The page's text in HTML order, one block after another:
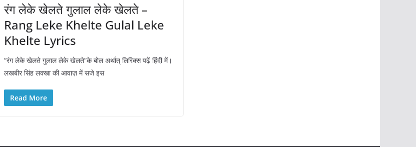
रंग लेके खेलते गुलाल लेके खेलते –
Rang Leke Khelte Gulal Leke
Khelte Lyrics
“रंग लेके खेलते गुलाल लेके खेलते”के बोल अर्थात् लिरिक्स पढ़ें हिंदी में।
लखबीर सिंह लक्खा की आवाज़ में सजे इस
Read More